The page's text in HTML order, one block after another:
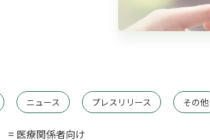
ニュース プレスリリース その他
= 医療関係者向け